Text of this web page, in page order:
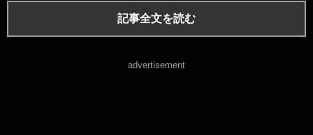
記事全文を読む
advertisement